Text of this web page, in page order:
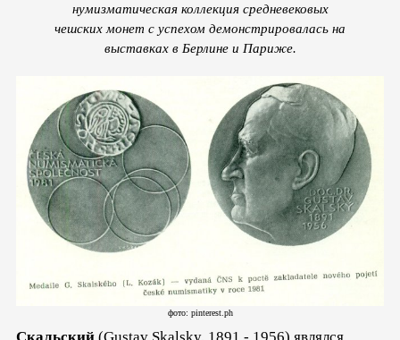
нумизматическая коллекция средневековых
чешских монет с успехом демонстрировалась на
выставках в Берлине и Париже.
фото: pinterest.ph